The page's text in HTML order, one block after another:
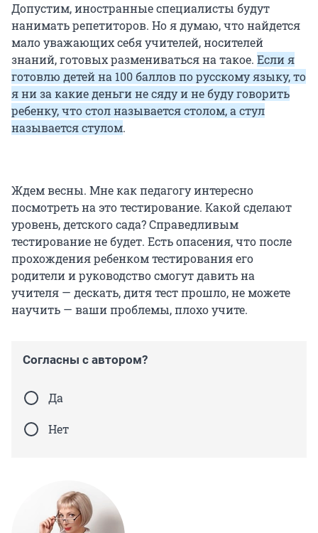
Допустим, иностранные специалисты будут
нанимать репетиторов. Но я думаю, что найдется
мало уважающих себя учителей, носителей
знаний, готовых размениваться на такое. Если я
готовлю детей на 100 баллов по русскому языку, то
я ни за какие деньги не сяду и не буду говорить
ребенку, что стол называется столом, а стул
называется стулом.
Ждем весны. Мне как педагогу интересно
посмотреть на это тестирование. Какой сделают
уровень, детского сада? Справедливым
тестирование не будет. Есть опасения, что после
прохождения ребенком тестирования его
родители и руководство смогут давить на
учителя — дескать, дитя тест прошло, не можете
научить — ваши проблемы, плохо учите.
Согласны с автором?
Да
Нет